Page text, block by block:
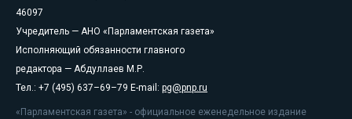
46097
Учредитель — АНО «Парламентская газета»
Исполняющий обязанности главного
редактора — Абдуллаев М.Р.
Тел.: +7 (495) 637–69–79 E-mail: pg@pnp.ru
«Парламентская газета» - официальное еженедельное издание